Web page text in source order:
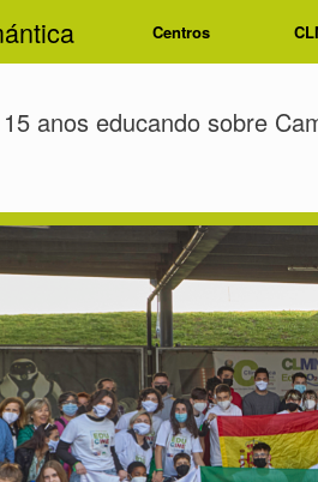
Centros
anos educando sobre